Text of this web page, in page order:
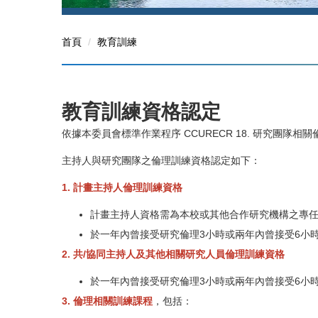
首頁 教育訓練
教育訓練資格認定
依據本委員會標準作業程序 CCURECR 18. 研究團隊相關
主持人與研究團隊之倫理訓練資格認定如下：
1. 計畫主持人倫理訓練資格
計畫主持人資格需為本校或其他合作研究機構之專
於一年內曾接受研究倫理3小時或兩年內曾接受6小
2. 共/協同主持人及其他相關研究人員倫理訓練資格
於一年內曾接受研究倫理3小時或兩年內曾接受6小
3. 倫理相關訓練課程 ，包括：